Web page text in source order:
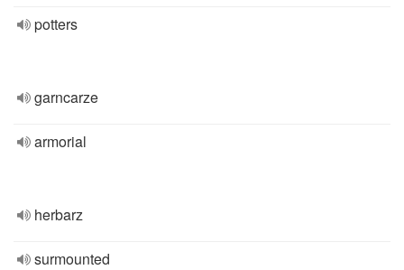
potters
garncarze
armorial
herbarz
surmounted